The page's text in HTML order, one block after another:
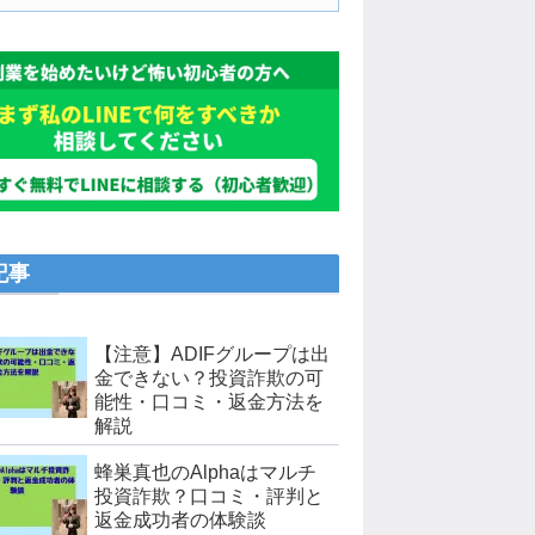
事
【注意】ADIFグループは出
金できない？投資詐欺の可
能性・口コミ・返金方法を
解説
蜂巣真也のAlphaはマルチ
投資詐欺？口コミ・評判と
返金成功者の体験談